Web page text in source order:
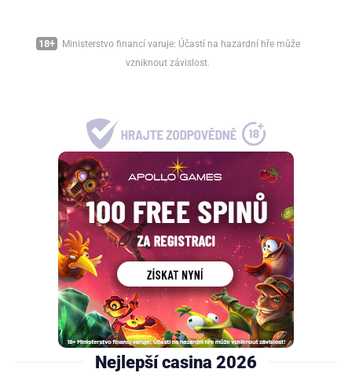
18+
Ministerstvo financí varuje: Účastí na hazardní hře může
vzniknout závislost.
Nejlepší casina 2026